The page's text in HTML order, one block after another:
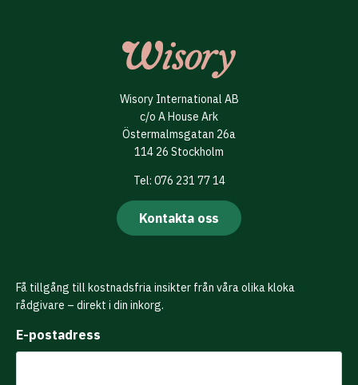
Wisory International AB
c/o A House Ark
Östermalmsgatan 26a
114 26 Stockholm
Tel: 076 231 77 14
Kontakta oss
Få tillgång till kostnadsfria insikter från våra olika kloka
rådgivare – direkt i din inkorg.
E-postadress